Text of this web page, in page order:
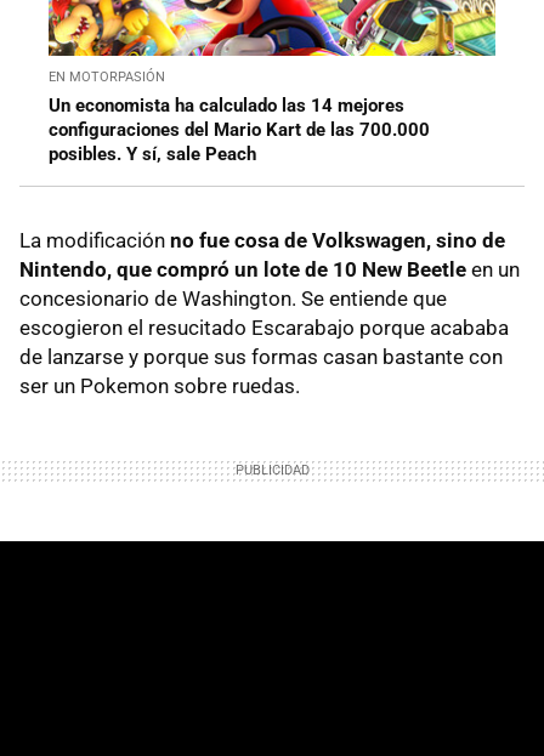
EN MOTORPASIÓN
Un economista ha calculado las 14 mejores
configuraciones del Mario Kart de las 700.000
posibles. Y sí, sale Peach
La modificación no fue cosa de Volkswagen, sino de
Nintendo, que compró un lote de 10 New Beetle en un
concesionario de Washington. Se entiende que
escogieron el resucitado Escarabajo porque acababa
de lanzarse y porque sus formas casan bastante con
ser un Pokemon sobre ruedas.